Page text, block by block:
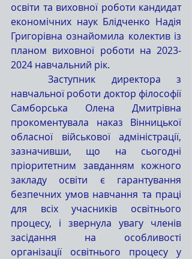
освіти та виховної роботи кандидат
економічних наук Блідченко Надія
Григорівна ознайомила колектив із
планом виховної роботи на 2023-
2024 навчальний рік.
	Заступник директора з
навчальної роботи доктор філософії
Самборська Олена Дмитрівна
прокоментувала наказ Вінницької
обласної військової адміністрації,
зазначивши, що на сьогодні
пріоритетним завданням кожного
закладу освіти є гарантування
безпечних умов навчання та праці
для всіх учасників освітнього
процесу, і звернула увагу членів
засідання на особливості
організації освітнього процесу у